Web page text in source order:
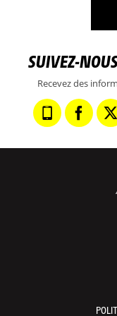
SUIVEZ-
Recevez des